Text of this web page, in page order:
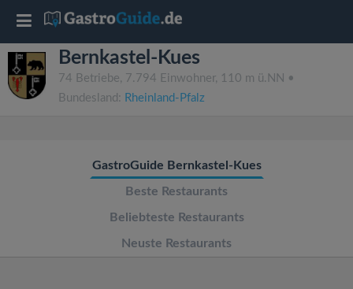
Bernkastel-Kues
74 Betriebe, 7.794 Einwohner, 110 m ü.NN •
Bundesland: Rheinland-Pfalz
GastroGuide Bernkastel-Kues
Beste Restaurants
Beliebteste Restaurants
Neuste Restaurants
T
o
g